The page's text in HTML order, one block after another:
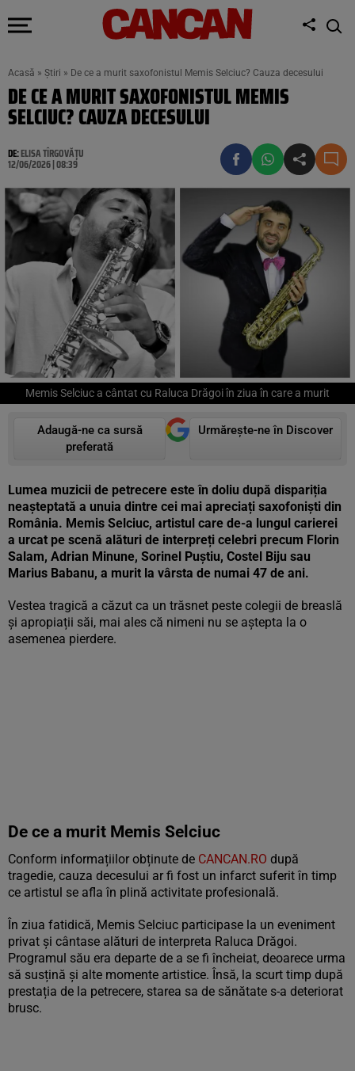
Acasă » Știri » De ce a murit saxofonistul Memis Selciuc? Cauza decesului
DE CE A MURIT SAXOFONISTUL MEMIS
SELCIUC? CAUZA DECESULUI
DE:ELISA TÎRGOVĂȚU
12/06/2026 | 08:39
Memis Selciuc a cântat cu Raluca Drăgoi în ziua în care a murit
Adaugă-ne ca sursă
preferată
Urmărește-ne în Discover
Lumea muzicii de petrecere este în doliu după dispariția
neașteptată a unuia dintre cei mai apreciați saxofoniști din
România. Memis Selciuc, artistul care de-a lungul carierei
a urcat pe scenă alături de interpreți celebri precum Florin
Salam, Adrian Minune, Sorinel Puștiu, Costel Biju sau
Marius Babanu, a murit la vârsta de numai 47 de ani.
Vestea tragică a căzut ca un trăsnet peste colegii de breaslă
și apropiații săi, mai ales că nimeni nu se aștepta la o
asemenea pierdere.
De ce a murit Memis Selciuc
Conform informațiilor obținute de CANCAN.RO după
tragedie, cauza decesului ar fi fost un infarct suferit în timp
ce artistul se afla în plină activitate profesională.
În ziua fatidică, Memis Selciuc participase la un eveniment
privat și cântase alături de interpreta Raluca Drăgoi.
Programul său era departe de a se fi încheiat, deoarece urma
să susțină și alte momente artistice. Însă, la scurt timp după
prestația de la petrecere, starea sa de sănătate s-a deteriorat
brusc.